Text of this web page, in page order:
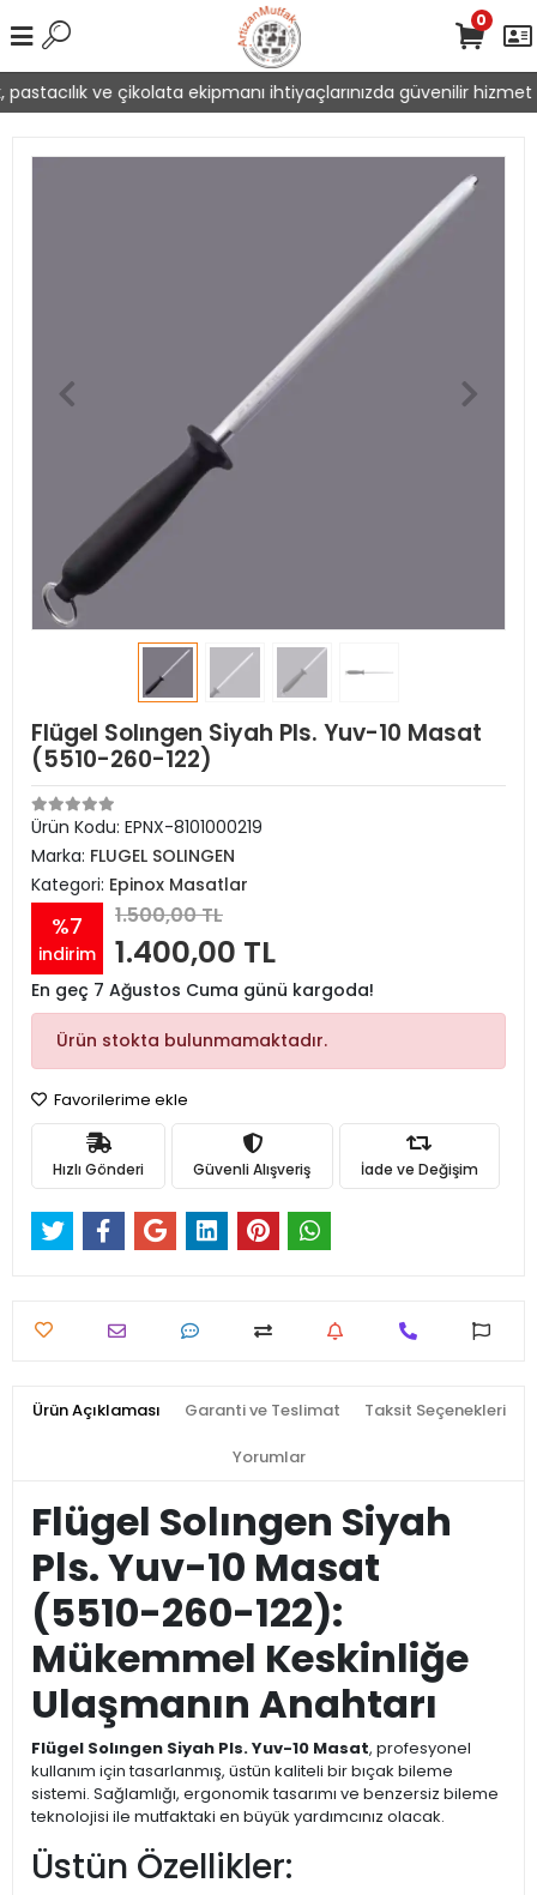
ve çikolata ekipmanı ihtiyaçlarınızda güvenilir hizmet
0
Flügel Solıngen Siyah Pls. Yuv-10 Masat
(5510-260-122)
Ürün Kodu: EPNX-8101000219
Marka: FLUGEL SOLINGEN
Kategori: Epinox Masatlar
%7
indirim
1.500,00 TL
1.400,00 TL
En geç 7 Ağustos Cuma günü kargoda!
Ürün stokta bulunmamaktadır.
Favorilerime ekle
Hızlı Gönderi Güvenli Alışveriş İade ve Değişim
Ürün Açıklaması Garanti ve Teslimat Taksit Seçenekleri
Yorumlar
Flügel Solıngen Siyah
Pls. Yuv-10 Masat
(5510-260-122):
Mükemmel Keskinliğe
Ulaşmanın Anahtarı
Flügel Solıngen Siyah Pls. Yuv-10 Masat, profesyonel
kullanım için tasarlanmış, üstün kaliteli bir bıçak bileme
sistemi. Sağlamlığı, ergonomik tasarımı ve benzersiz bileme
teknolojisi ile mutfaktaki en büyük yardımcınız olacak.
Üstün Özellikler: